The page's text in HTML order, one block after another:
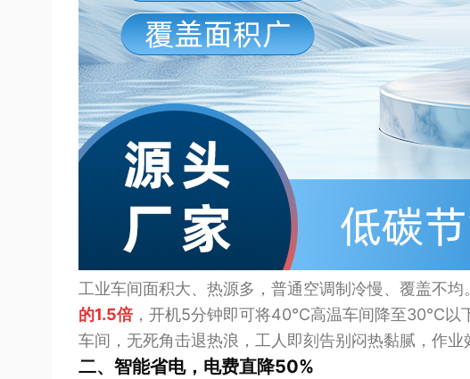
工业车间面积大、热源多，普通空调制冷慢、覆盖不均。
的1.5倍，开机5分钟即可将40℃高温车间降至30℃以
车间，无死角击退热浪，工人即刻告别闷热黏腻，作业
二、智能省电，电费直降50%